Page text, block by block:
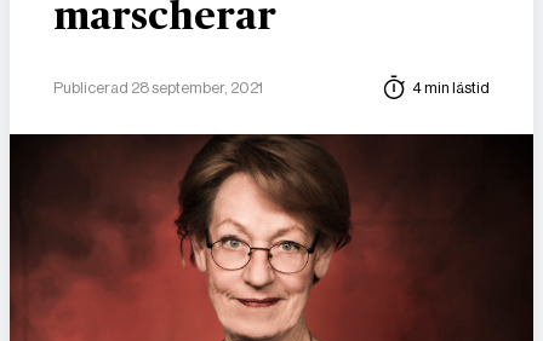
marscherar
Publicerad 28 september, 2021 4 min lästid